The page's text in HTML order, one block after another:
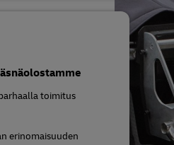
toimitus
erinomaisuuden